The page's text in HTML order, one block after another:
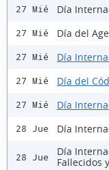
27 Mié Día
27 Mié Día del
27 Mié Día
27 Mié Día del
27 Mié Día
28 Jue Día
28 Jue
Día
Fallecidos